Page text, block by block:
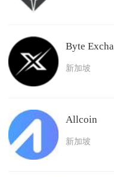
Byte
新加坡
Allcoin
新加坡